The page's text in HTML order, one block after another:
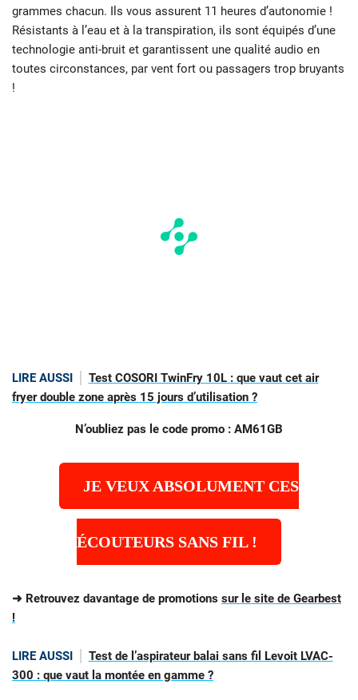
grammes chacun. Ils vous assurent 11 heures d’autonomie !
Résistants à l’eau et à la transpiration, ils sont équipés d’une
technologie anti-bruit et garantissent une qualité audio en
toutes circonstances, par vent fort ou passagers trop bruyants
!
LIRE AUSSI
Test COSORI TwinFry 10L : que vaut cet air
fryer double zone après 15 jours d’utilisation ?
N’oubliez pas le code promo : AM61GB
JE VEUX ABSOLUMENT CES
ÉCOUTEURS SANS FIL !
➜ Retrouvez davantage de promotions sur le site de Gearbest
!
LIRE AUSSI
Test de l’aspirateur balai sans fil Levoit LVAC-
300 : que vaut la montée en gamme ?